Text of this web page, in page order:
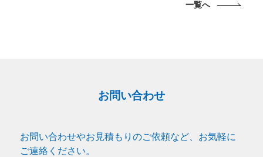
一覧へ
お問い合わせ
お問い合わせやお見積もりのご依頼など、お気軽に
ご連絡ください。